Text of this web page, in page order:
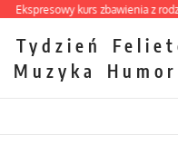
kurs zbawienia z rodzinną
Tydzień
Muzyka Humor